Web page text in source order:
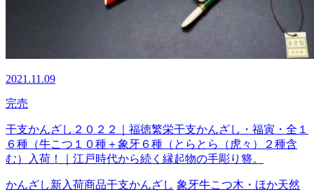
2021.11.09
完売
干支かんざし２０２２｜福徳繁栄干支かんざし・福寅・全１
６種（牛こつ１０種＋象牙６種（とらとら（虎々）２種含
む）入荷！｜江戸時代から続く縁起物の手彫り簪。
かんざし新入荷商品干支かんざし 象牙牛こつ木・ほか天然